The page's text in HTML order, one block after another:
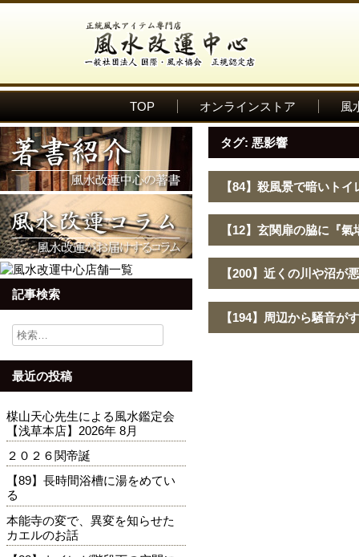
TOP オンラインストア 風
記事検索
検
索:
最近の投稿
楳山天心先生による風水鑑定会
【浅草本店】2026年 8月
２０２６関帝誕
【89】長時間浴槽に湯をめてい
る
本能寺の変で、異変を知らせた
カエルのお話
タグ: 悪影響
【84】殺風景で暗いトイ
【12】玄関扉の脇に『
【200】近くの川や沼が
【194】周辺から騒音が